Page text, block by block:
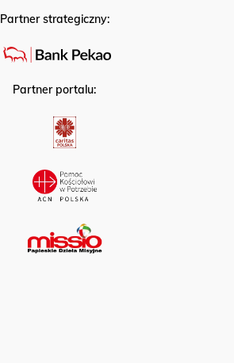
Partner strategiczny:
Partner portalu: